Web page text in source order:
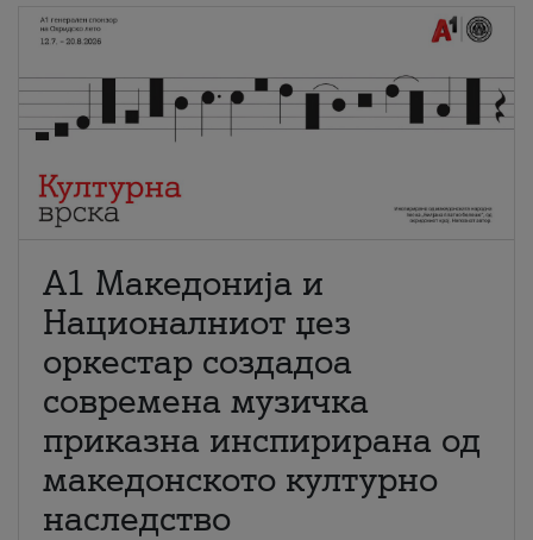
А1 Македонија и
Националниот џез
оркестар создадоа
современа музичка
приказна инспирирана од
македонското културно
наследство